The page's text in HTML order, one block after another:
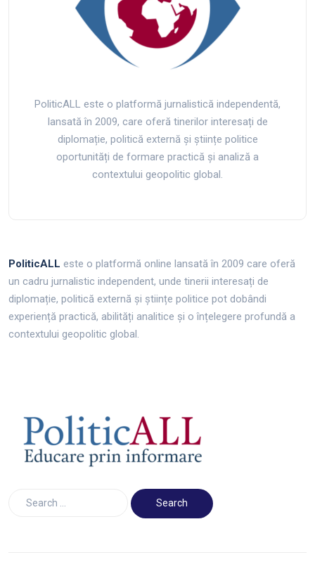
PoliticALL este o platformă jurnalistică independentă,
lansată în 2009, care oferă tinerilor interesați de
diplomație, politică externă și științe politice
oportunități de formare practică și analiză a
contextului geopolitic global.
PoliticALL este o platformă online lansată în 2009 care oferă
un cadru jurnalistic independent, unde tinerii interesați de
diplomație, politică externă și științe politice pot dobândi
experiență practică, abilități analitice și o înțelegere profundă a
contextului geopolitic global.